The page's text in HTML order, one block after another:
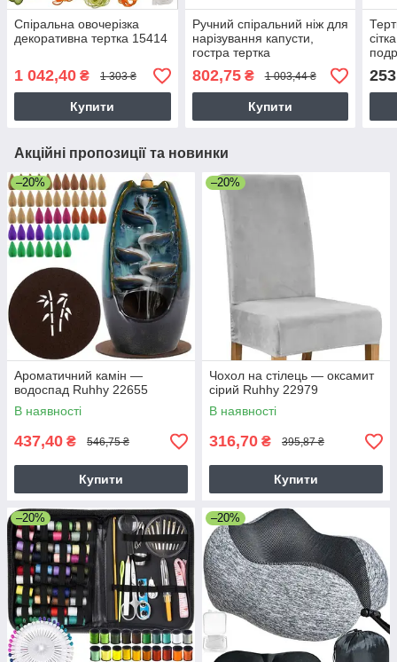
Спіральна овочерізка
декоративна тертка 15414
1 042,40 ₴ 1 303 ₴
Купити
Ручний спіральний ніж для
нарізування капусти,
гостра тертка
802,75₴ 1 003,44 ₴
Купити
Акційні пропозиції та новинки
–20%
Ароматичний камін —
водоспад Ruhhy 22655
В наявності
437,40 ₴ 546,75 ₴
Купити
–20%
Чохол на стілець — оксамит
сірий Ruhhy 22979
В наявності
316,70 ₴ 395,87 ₴
Купити
–20% –20%